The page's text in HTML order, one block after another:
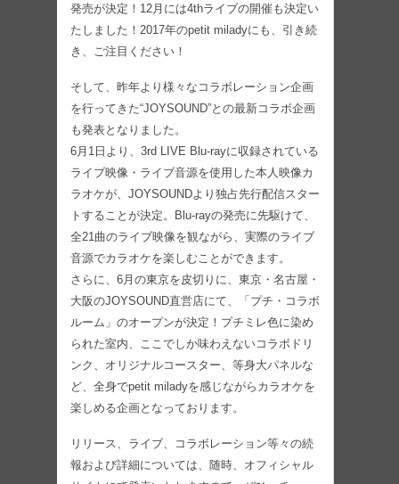
発売が決定！12月には4thライブの開催も決定い
たしました！2017年のpetit miladyにも、引き続
き、ご注目ください！
そして、昨年より様々なコラボレーション企画
を行ってきた“JOYSOUND”との最新コラボ企画
も発表となりました。
6月1日より、3rd LIVE Blu-rayに収録されている
ライブ映像・ライブ音源を使用した本人映像カ
ラオケが、JOYSOUNDより独占先行配信スター
トすることが決定。Blu-rayの発売に先駆けて、
全21曲のライブ映像を観ながら、実際のライブ
音源でカラオケを楽しむことができます。
さらに、6月の東京を皮切りに、東京・名古屋・
大阪のJOYSOUND直営店にて、「プチ・コラボ
ルーム」のオープンが決定！プチミレ色に染め
られた室内、ここでしか味わえないコラボドリ
ンク、オリジナルコースター、等身大パネルな
ど、全身でpetit miladyを感じながらカラオケを
楽しめる企画となっております。
リリース、ライブ、コラボレーション等々の続
報および詳細については、随時、オフィシャル